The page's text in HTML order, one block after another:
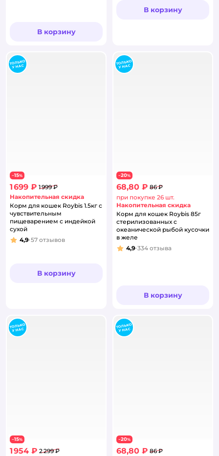
В корзину
В корзину
−15%
1 699 ₽ 1 999 ₽
Накопительная скидка
Корм для кошек Roybis 1.5кг с
чувствительным
пищеварением с индейкой
сухой
Рейтинг:
4,9 57 отзывов
В корзину
−20%
68,80 ₽ 86 ₽
при покупке 26 шт.
Накопительная скидка
Корм для кошек Roybis 85г
стерилизованных с
океанической рыбой кусочки
в желе
Рейтинг:
4,9 334 отзыва
В корзину
−15%
1 954 ₽ 2 299 ₽
−20%
68,80 ₽ 86 ₽